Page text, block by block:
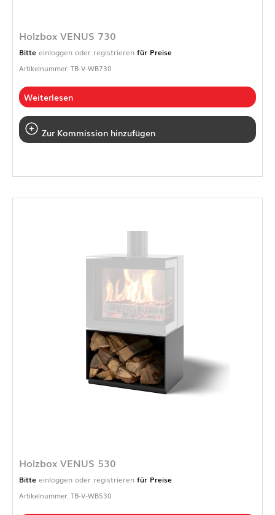
Holzbox VENUS 730
Bitte einloggen oder registrieren für Preise
Artikelnummer: TB-V-WB730
Weiterlesen
Zur Kommission hinzufügen
Holzbox VENUS 530
Bitte einloggen oder registrieren für Preise
Artikelnummer: TB-V-WB530